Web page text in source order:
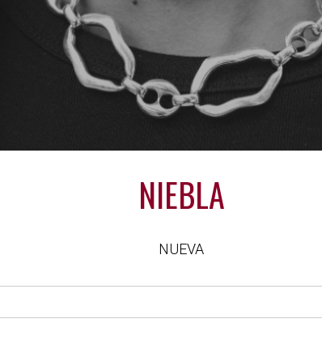
NIEBLA
NUEVA